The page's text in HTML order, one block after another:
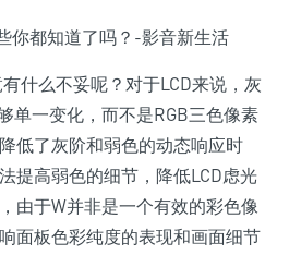
什么不妥呢？对于LCD来说，灰
单一变化，而不是RGB三色像素
低了灰阶和弱色的动态响应时
提高弱色的细节，降低LCD虑光
由于W并非是一个有效的彩色像
面板色彩纯度的表现和画面细节